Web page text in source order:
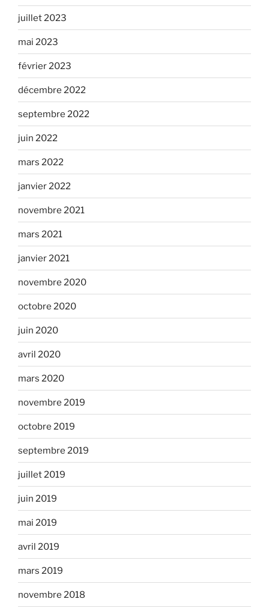
juillet 2023
mai 2023
février 2023
décembre 2022
septembre 2022
juin 2022
mars 2022
janvier 2022
novembre 2021
mars 2021
janvier 2021
novembre 2020
octobre 2020
juin 2020
avril 2020
mars 2020
novembre 2019
octobre 2019
septembre 2019
juillet 2019
juin 2019
mai 2019
avril 2019
mars 2019
novembre 2018